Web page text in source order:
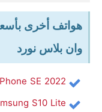
هواتف أخرى
وان بلاس نورد
SE 2022
S10 Lite